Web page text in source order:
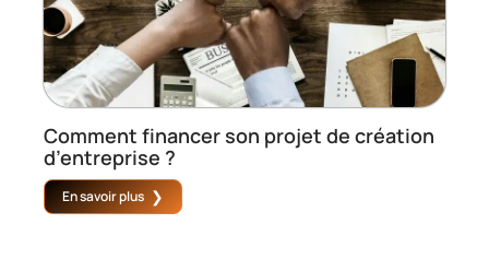
Comment financer son projet de création
d’entreprise ?
En savoir plus